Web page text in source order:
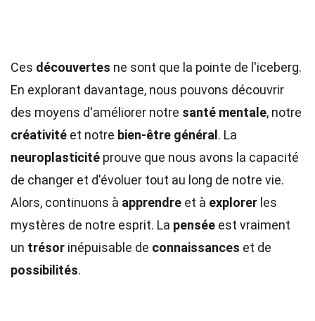
Ces découvertes ne sont que la pointe de l'iceberg.
En explorant davantage, nous pouvons découvrir
des moyens d'améliorer notre santé mentale, notre
créativité et notre bien-être général . La
neuroplasticité prouve que nous avons la capacité
de changer et d'évoluer tout au long de notre vie.
Alors, continuons à apprendre et à explorer les
mystères de notre esprit. La pensée est vraiment
un trésor inépuisable de connaissances et de
possibilités.